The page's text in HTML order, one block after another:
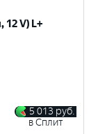
12 V) L+
5 013 руб.
в Сплит